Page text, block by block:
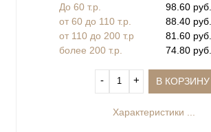
До 60 т.р.
98.60
от 60 до 110 т.р.
88.40
от 110 до 200 т.р
81.60
более 200 т.р.
74.80
‐ + В КОРЗИНУ
Характеристики ...